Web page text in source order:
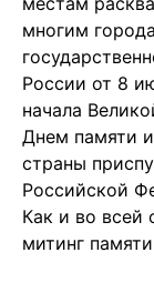
многим
России от 8
начала
Днем памяти
страны
Российской
Как и во всей
митинг